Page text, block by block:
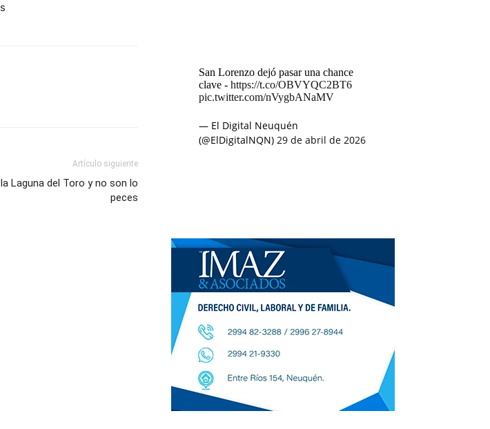
Artículo siguiente
Laguna del Toro y no son lo
peces
San Lorenzo dejó pasar una chance
clave - https://t.co/OBVYQC2BT6
pic.twitter.com/nVygbANaMV
— El Digital Neuquén
(@ElDigitalNQN) 29 de abril de 2026